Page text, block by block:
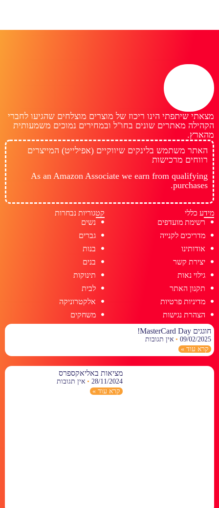
מצאתי שיתפתי הינו ריכוז של מוצרים מוצלחים שהגיעו לחברי
הקהילה מאתרים שונים בחו"ל ובמחירים נמוכים משמעותית
מהארץ.
האתר משתמש בלינקים שיווקיים (אפילייט) המייצרים
רווחים מרכישות
As an Amazon Associate we earn from qualifying
purchases.
מידע כללי
רשימת מועדפים
מדריכים לקנייה
אודותינו
יצירת קשר
גילוי נאות
תקנון האתר
מדיניות פרטיות
הצהרת נגישות
קטגוריות נבחרות
נשים
גברים
בנות
בנים
תינוקות
לבית
אלקטרוניקה
משחקים
חוגגים MasterCard Day!
09/02/2025
אין תגובות
קרא עוד »
מציאות באליאקספרס
28/11/2024
אין תגובות
קרא עוד »